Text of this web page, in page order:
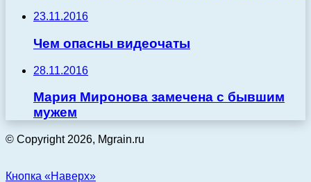
23.11.2016
Чем опасны видеочаты
28.11.2016
Мария Миронова замечена с бывшим
мужем
© Copyright 2026, Mgrain.ru
Кнопка «Наверх»